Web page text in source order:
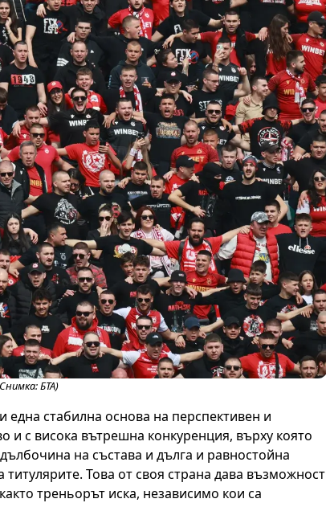
БТА)
стабилна основа на перспективен и
и с висока вътрешна конкуренция, върху която
на състава и дълга и равностойна
Това от своя страна дава възможност
треньорът иска, независимо кои са